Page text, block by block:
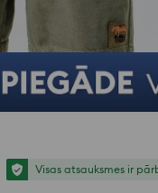
Visas atsauksmes ir